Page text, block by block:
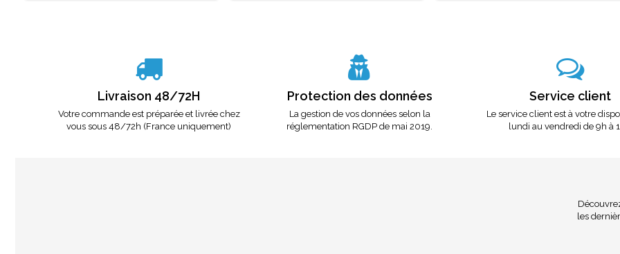
Livraison 48/72H
Votre commande est préparée et livrée chez
vous sous 48/72h (France uniquement)
Protection des données
La gestion de vos données selon la
réglementation RGDP de mai 2019.
Service client
Le service client est à votre
lundi au vendredi de 9h à
les